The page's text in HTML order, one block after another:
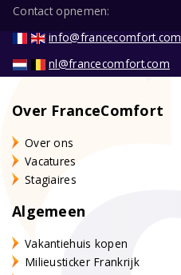
Contact opnemen:
info@francecomfort.com
nl@francecomfort.com
Over FranceComfort
Over ons
Vacatures
Stagiaires
Algemeen
Vakantiehuis kopen
Milieusticker Frankrijk